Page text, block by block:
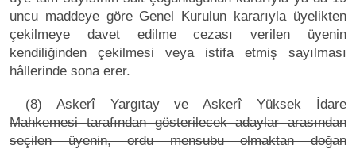
uncu maddeye göre Genel Kurulun kararıyla üyelikten
çekilmeye davet edilme cezası verilen üyenin
kendiliğinden çekilmesi veya istifa etmiş sayılması
hâllerinde sona erer.
(8) Askerî Yargıtay ve Askerî Yüksek İdare
Mahkemesi tarafından gösterilecek adaylar arasından
seçilen üyenin, ordu mensubu olmaktan doğan